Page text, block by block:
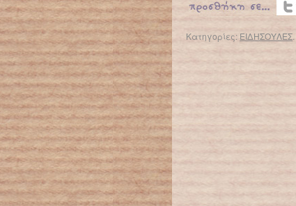
Κατηγορίες: ΕΙΔΗΣΟΥΛΕΣ
← Επιστροφή στο %s
Προσφεύγουν στη Δικαιοσύνη για τις αλλαγές στα πειραματικά σχολεία